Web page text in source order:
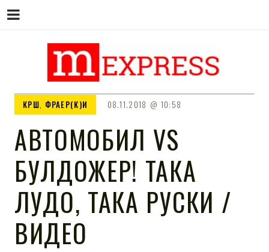
M EXPRESS
КРШ, ФРАЕР(К)И 08.11.2018 10:58
АВТОМОБИЛ VS
БУЛДОЖЕР! ТАКА
ЛУДО, ТАКА РУСКИ /
ВИДЕО